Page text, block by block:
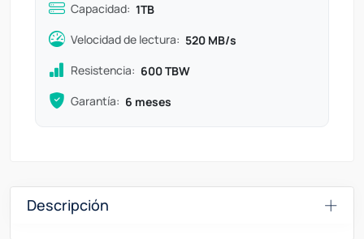
Capacidad: 1TB
Velocidad de lectura: 520 MB/s
Resistencia: 600 TBW
Garantía: 6 meses
Descripción